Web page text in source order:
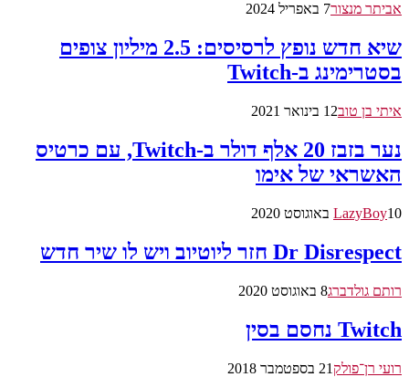
אביתר מנצור7 באפריל 2024
שיא חדש נופץ לרסיסים: 2.5 מיליון צופים
בסטרימינג ב-Twitch
איתי בן טוב12 בינואר 2021
נער בזבז 20 אלף דולר ב-Twitch, עם כרטיס
האשראי של אימו
LazyBoy10 באוגוסט 2020
Dr Disrespect חזר ליוטיוב ויש לו שיר חדש
רותם גולדברג8 באוגוסט 2020
Twitch נחסם בסין
רועי רן־פולק 21 בספטמבר 2018